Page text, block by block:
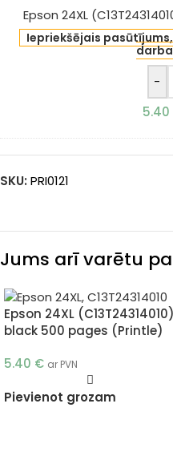
Epson 24XL
Iepriekšējais
-
5.40
SKU: PRI0121
Jums arī varētu
Epson 24XL (C13T24314010)
black 500 pages (Printle)
5.40 € ar PVN
Pievienot grozam